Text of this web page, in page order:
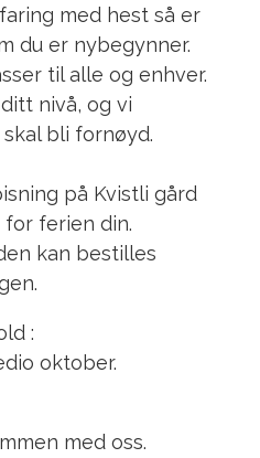
med hest så er
du er nybegynner.
til alle og enhver.
nivå, og vi
bli fornøyd.
på Kvistli gård
ferien din.
kan bestilles
:
oktober.
med oss.